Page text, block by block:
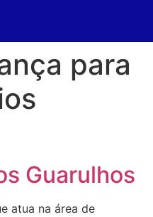
para
Guarulhos
atua na área de